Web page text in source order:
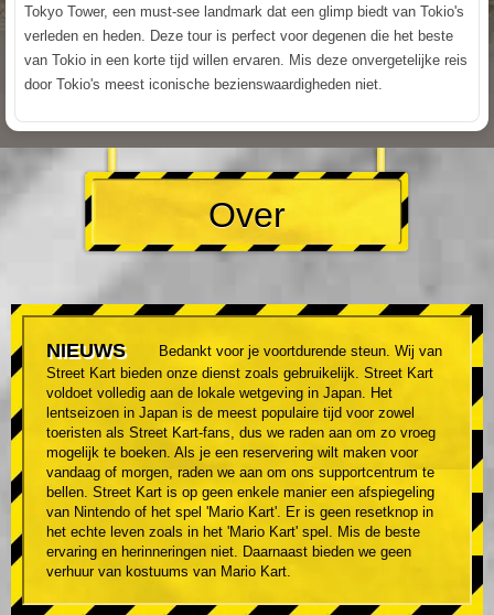
Tokyo Tower, een must-see landmark dat een glimp biedt van Tokio's
verleden en heden. Deze tour is perfect voor degenen die het beste
van Tokio in een korte tijd willen ervaren. Mis deze onvergetelijke reis
door Tokio's meest iconische bezienswaardigheden niet.
Over
NIEUWS
Bedankt voor je voortdurende steun. Wij van
Street Kart bieden onze dienst zoals gebruikelijk. Street Kart
voldoet volledig aan de lokale wetgeving in Japan. Het
lentseizoen in Japan is de meest populaire tijd voor zowel
toeristen als Street Kart-fans, dus we raden aan om zo vroeg
mogelijk te boeken. Als je een reservering wilt maken voor
vandaag of morgen, raden we aan om ons supportcentrum te
bellen. Street Kart is op geen enkele manier een afspiegeling
van Nintendo of het spel 'Mario Kart'. Er is geen resetknop in
het echte leven zoals in het 'Mario Kart' spel. Mis de beste
ervaring en herinneringen niet. Daarnaast bieden we geen
verhuur van kostuums van Mario Kart.